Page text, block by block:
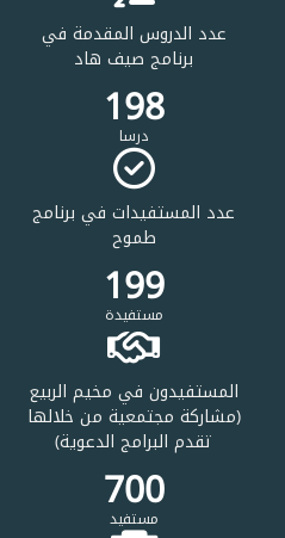
عدد الدروس المقدمة في
برنامج صيف هاد
198
درسا
عدد المستفيدات في برنامج
طموح
199
مستفيدة
المستفيدون في مخيم الربيع
(مشاركة مجتمعية من خلالها
تقدم البرامج الدعوية)
700
مستفيد